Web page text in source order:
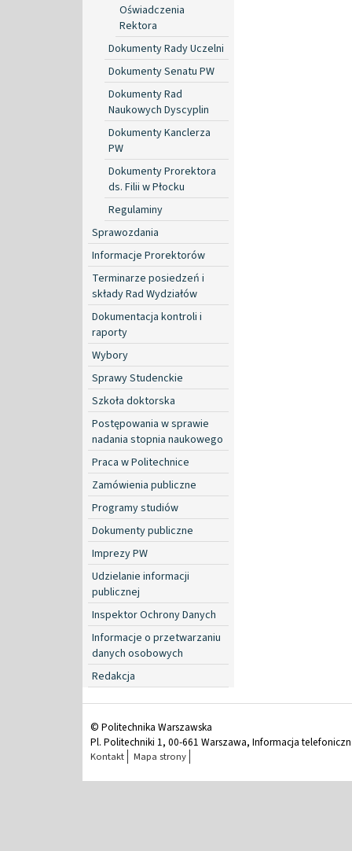
Oświadczenia
Rektora
Dokumenty Rady Uczelni
Dokumenty Senatu PW
Dokumenty Rad
Naukowych Dyscyplin
Dokumenty Kanclerza
PW
Dokumenty Prorektora
ds. Filii w Płocku
Regulaminy
Sprawozdania
Informacje Prorektorów
Terminarze posiedzeń i
składy Rad Wydziałów
Dokumentacja kontroli i
raporty
Wybory
Sprawy Studenckie
Szkoła doktorska
Postępowania w sprawie
nadania stopnia naukowego
Praca w Politechnice
Zamówienia publiczne
Programy studiów
Dokumenty publiczne
Imprezy PW
Udzielanie informacji
publicznej
Inspektor Ochrony Danych
Informacje o przetwarzaniu
danych osobowych
Redakcja
© Politechnika Warszawska
Pl. Politechniki 1, 00-661 Warszawa, Informacja
Kontakt Mapa strony